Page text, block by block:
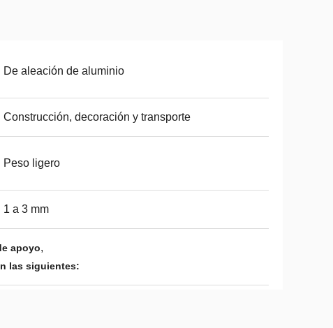
De aleación de aluminio
Construcción, decoración y transporte
Peso ligero
1 a 3 mm
apoyo,
las siguientes: